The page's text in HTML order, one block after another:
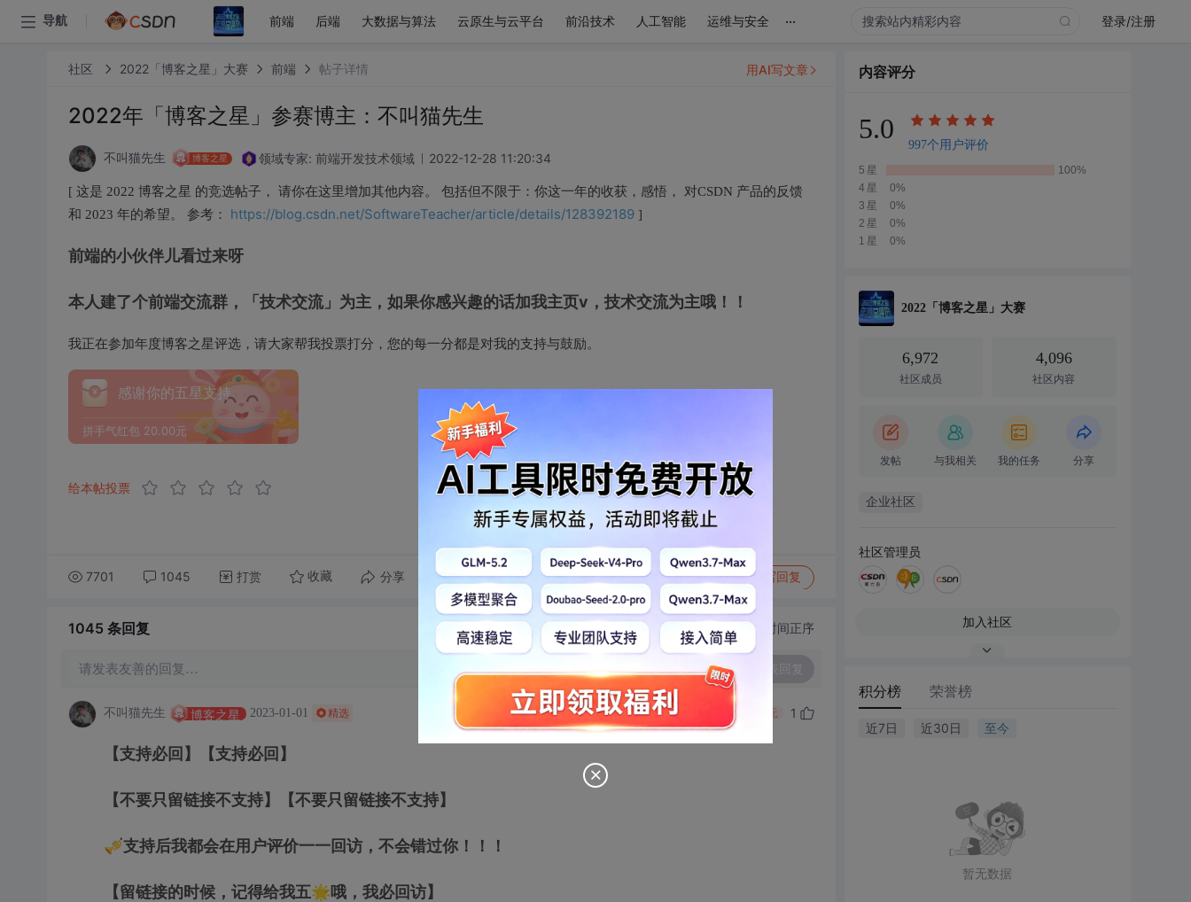
导航 前端 后端 大数据与算法 云原生与云平台 前沿技术 人工智能 运维与安全 ... 登录/注册
社区 2022「博客之星」大赛 前端 帖子详情
2022年「博客之星」参赛博主：不叫猫先生
不叫猫先生 博客之星 领域专家: 前端开发技术领域 2022-12-28 11:20:34
[ 这是 2022 博客之星 的竞选帖子， 请你在这里增加其他内容。 包括但不限于：你这一年的收获，感悟， 对CSDN 产品的反馈
和 2023 年的希望。 参考：
https://blog.csdn.net/SoftwareTeacher/article/details/128392189 ]
前端的小伙伴儿看过来呀
本人建了个前端交流群，「技术交流」为主，如果你感兴趣的话加我主页v，技术交流为主哦！！
我正在参加年度博客之星评选，请大家帮我投票打分，您的每一分都是对我的支持与鼓励。
感谢你的五星支持
拼手气红包 20.00元
给本帖投票
7701 1045 打赏 收藏 分享 转发到动态 举报 写回复
用AI写文章
1045 条回复 切换为时间正序
请发表友善的回复…
不叫猫先生 博客之星 2023-01-01 精选 3.00元 1
【支持必回】【支持必回】
【不要只留链接不支持】【不要只留链接不支持】
🎺支持后我都会在用户评价一一回访，不会错过你！！！
【留链接的时候，记得给我五🌟哦，我必回访】
内容评分
5.0
997个用户评价
5星
100%
4星
0%
3星
0%
2星
0%
1星
0%
2022「博客之星」大赛
6,972
社区成员
4,096
社区内容
发帖 与我相关 我的任务 分享
企业社区
社区管理员
加入社区
积分榜 荣誉榜
近7日 近30日 至今
暂无数据